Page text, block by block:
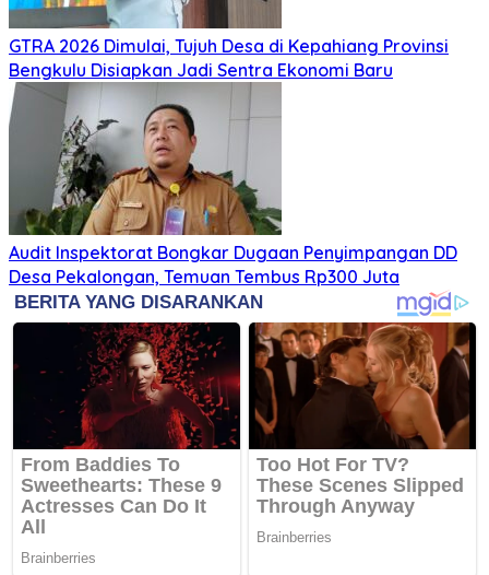
GTRA 2026 Dimulai, Tujuh Desa di Kepahiang Provinsi
Bengkulu Disiapkan Jadi Sentra Ekonomi Baru
Audit Inspektorat Bongkar Dugaan Penyimpangan DD
Desa Pekalongan, Temuan Tembus Rp300 Juta